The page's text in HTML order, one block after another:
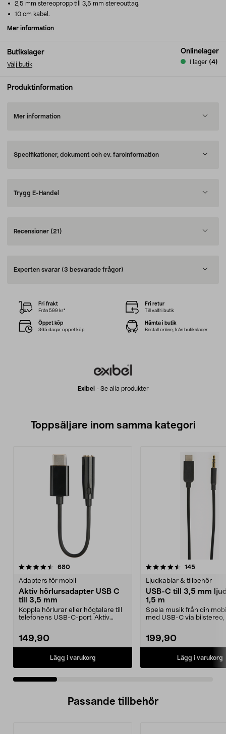
Butikslager
Välj butik
Onlinelager
I lager (4)
2,5 mm stereopropp till 3,5 mm stereouttag.
10 cm kabel.
Mer information
Produktinformation
Mer information
Specifikationer, dokument och ev. faroinformation
Trygg E-Handel
Recensioner (21)
Experten svarar (3 besvarade frågor)
Exibel - Se alla produkter
Fri frakt
Från 599 kr*
Fri retur
Till valfri butik
Öppet köp
365 dagar öppet köp
Hämta i butik
Beställ online, från butikslager
Toppsäljare inom samma kategori
680recensioner
Adapters för mobil
Aktiv hörlursadapter USB C
till 3,5 mm
Koppla hörlurar eller högtalare till
telefonens USB-C-port. Aktiv
149,90
Lägg i varukorg
4.5 av 5 stjärnor 145
Ljudkablar & tillbehör
USB-C till 3,5 mm
1,5 m
Spela musik från din
med USB-C via
199,90
Lägg i varukorg
4.0 av 5 stjärnor
Passande tillbehör